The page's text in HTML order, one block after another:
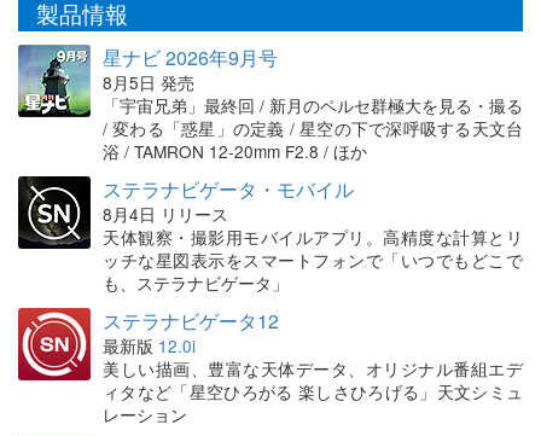
製品情報
星ナビ 2026年9月号
8月5日 発売
「宇宙兄弟」最終回 / 新月のペルセ群極大を見る・撮る
/ 変わる「惑星」の定義 / 星空の下で深呼吸する天文台
浴 / TAMRON 12-20mm F2.8 / ほか
ステラナビゲータ・モバイル
8月4日 リリース
天体観察・撮影用モバイルアプリ。高精度な計算とリ
ッチな星図表示をスマートフォンで「いつでもどこで
も、ステラナビゲータ」
ステラナビゲータ12
最新版 12.0i
美しい描画、豊富な天体データ、オリジナル番組エデ
ィタなど「星空ひろがる 楽しさひろげる」天文シミュ
レーション